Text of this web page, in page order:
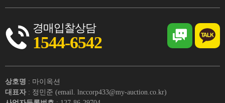
경매입찰상담
1544-6542
상호명 : 마이옥션
대표자 : 정민준 (email. lnccorp433@my-auction.co.kr)